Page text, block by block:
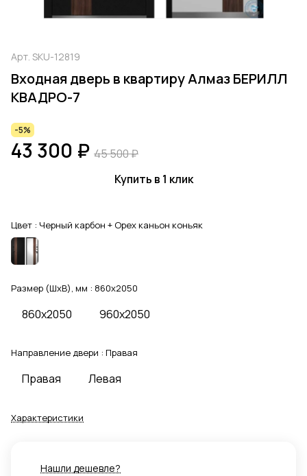
Арт. SKU-12819
Входная дверь в квартиру Алмаз БЕРИЛЛ
КВАДРО-7
-5%
43 300 ₽ 45 500 ₽
Купить в 1 клик
Цвет : Черный карбон + Орех каньон коньяк
Размер (ШхВ), мм : 860x2050
860x2050 960x2050
Направление двери : Правая
Правая Левая
Характеристики
Нашли дешевле?